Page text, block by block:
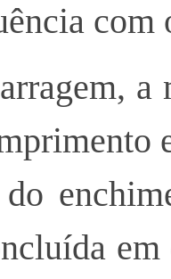
com
do
em